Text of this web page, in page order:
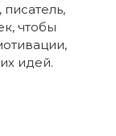
чтобы
идей.